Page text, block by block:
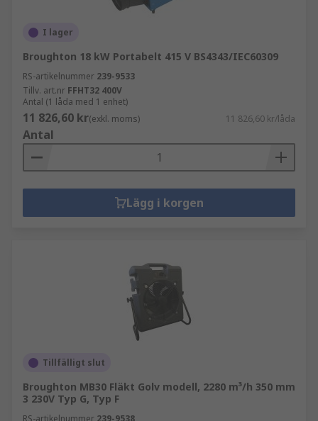
I lager
Broughton 18 kW Portabelt 415 V BS4343/IEC60309
RS-artikelnummer 239-9533
Tillv. art.nr FFHT32 400V
Antal (1 låda med 1 enhet)
11 826,60 kr(exkl. moms) 11 826,60 kr/låda
Antal
Lägg i korgen
Tillfälligt slut
Broughton MB30 Fläkt Golv modell, 2280 m³/h 350 mm
3 230V Typ G, Typ F
RS-artikelnummer 239-9538